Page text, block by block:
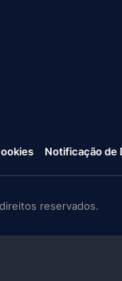
Notificação de
reservados.